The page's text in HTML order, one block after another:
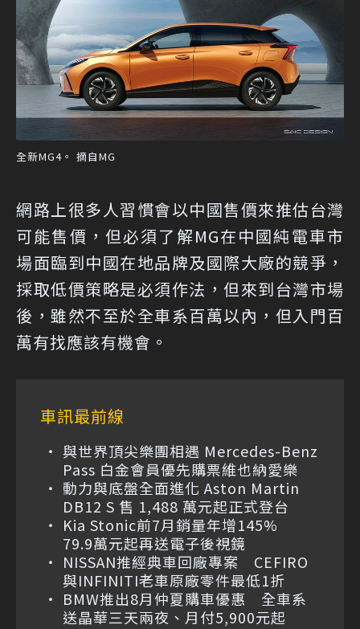
全新MG4。 摘自MG
網路上很多人習慣會以中國售價來推估台灣
可能售價，但必須了解MG在中國純電車市
場面臨到中國在地品牌及國際大廠的競爭，
採取低價策略是必須作法，但來到台灣市場
後，雖然不至於全車系百萬以內，但入門百
萬有找應該有機會。
車訊最前線
與世界頂尖樂團相遇 Mercedes-Benz
Pass 白金會員優先購票維也納愛樂
動力與底盤全面進化 Aston Martin
DB12 S 售 1,488 萬元起正式登台
Kia Stonic前7月銷量年增145%
79.9萬元起再送電子後視鏡
NISSAN推經典車回廠專案 CEFIRO
與INFINITI老車原廠零件最低1折
BMW推出8月仲夏購車優惠 全車系
送晶華三天兩夜、月付5,900元起